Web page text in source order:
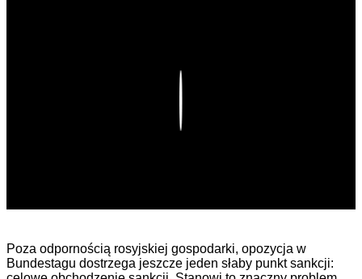
Poza odpornością rosyjskiej gospodarki, opozycja w
Bundestagu dostrzega jeszcze jeden słaby punkt sankcji: